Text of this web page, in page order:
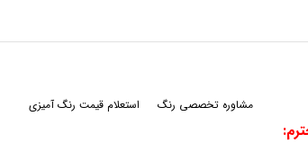
استعلام قیمت رنگ آمیزی مشاوره تخصصی رنگ